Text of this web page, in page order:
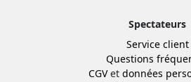
Spectateurs
Service client
Questions
CGVet données